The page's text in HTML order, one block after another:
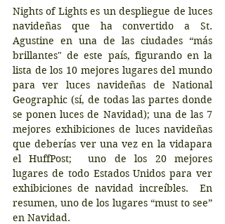
Nights of Lights es un despliegue de luces
navideñas que ha convertido a St.
Agustine en una de las ciudades “más
brillantes" de este país, figurando en la
lista de los 10 mejores lugares del mundo
para ver luces navideñas de National
Geographic (sí, de todas las partes donde
se ponen luces de Navidad); una de las 7
mejores exhibiciones de luces navideñas
que deberías ver una vez en la vidapara
el HuffPost;  uno de los 20 mejores
lugares de todo Estados Unidos para ver
exhibiciones de navidad increíbles.  En
resumen, uno de los lugares “must to see”
en Navidad.